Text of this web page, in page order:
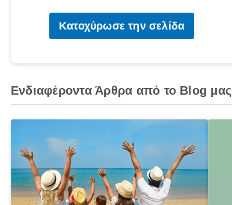
Κατοχύρωσε την σελίδα
Ενδιαφέροντα Άρθρα από το Blog μας